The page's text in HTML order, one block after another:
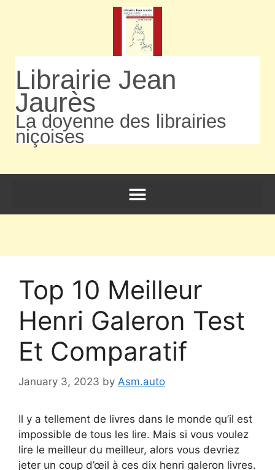
Librairie Jean
Jaurès
La doyenne des librairies
niçoises
Top 10 Meilleur
Henri Galeron Test
Et Comparatif
January 3, 2023 by Asm.auto
Il y a tellement de livres dans le monde qu’il est
impossible de tous les lire. Mais si vous voulez
lire le meilleur du meilleur, alors vous devriez
jeter un coup d’œil à ces dix henri galeron livres.